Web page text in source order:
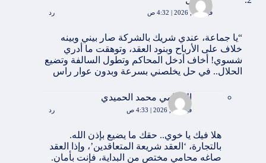
فبراير 4, 2026 | 4:32 ص رد
“يا جماعة، عندي شريك بالشركة صار بيني وبينه
خلاف على الأرباح وبنود العقد، وتوهقت ما أدري
شسوي! أخاف أدخل المحاكم وتطول السالفة وتضيع
الحلال.. في حل يخلصني بسرعة وبدون عوار راس
المحامي محمد الحميدي
فبراير 4, 2026 | 4:33 ص رد
هلا فيك يا خوي.. حقك ما يضيع بإذن الله.
بالتجارة، ‘العقد شريعة المتعاقدين’، وإذا العقد
صاغه محامي مختص من البداية، فإنت بأمان.